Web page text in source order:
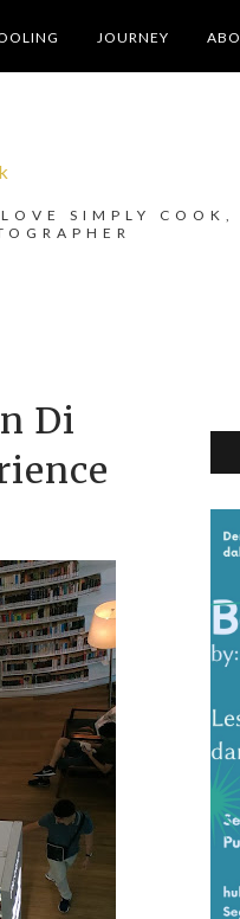
JOURNEY
SIMPLY COOK,
Di